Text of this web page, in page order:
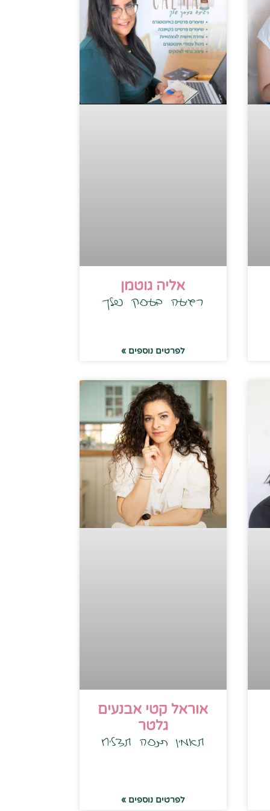
אליה גוטמן
רגיעה בעסק שלך
לפרטים נוספים »
אוראל קטי אבנעים
גלטר
תאמין תנסה תצליח
לפרטים נוספים »